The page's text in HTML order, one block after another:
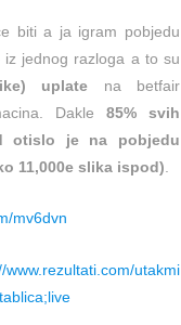
biti a ja igram pobjedu
iz jednog razloga a to su
uplate na betfair
Dakle 85% svih
otislo je na pobjedu
11,000e slika ispod)
mv6dvn
www.rezultati.com/utakmi